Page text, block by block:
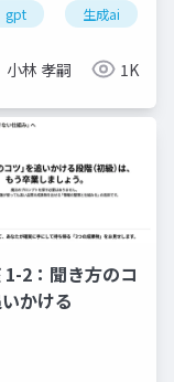
gpt 生成ai
小林 孝嗣 1K
2：聞き方のコ
かける